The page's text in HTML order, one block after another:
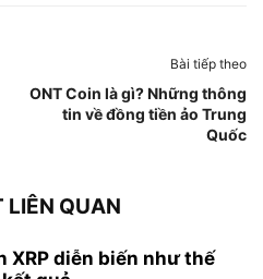
Bài tiếp theo
ONT Coin là gì? Những thông
tin về đồng tiền ảo Trung
Quốc
LIÊN QUAN
XRP diễn biến như thế